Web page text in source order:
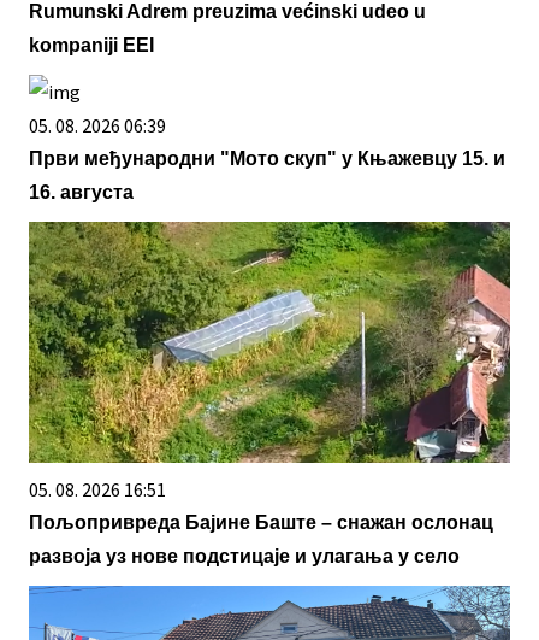
Rumunski Adrem preuzima većinski udeo u
kompaniji EEI
05. 08. 2026 06:39
Први међународни "Мото скуп" у Књажевцу 15. и
16. августа
05. 08. 2026 16:51
Пољопривреда Бајине Баште – снажан ослонац
развоја уз нове подстицаје и улагања у село